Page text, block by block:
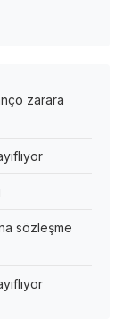
zarara
sözleşme